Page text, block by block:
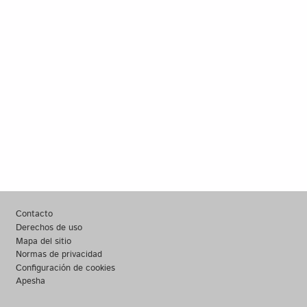
Footer
Contacto
Derechos de uso
Mapa del sitio
Normas de privacidad
Configuración de cookies
Apesha